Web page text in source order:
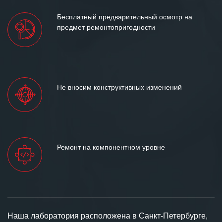
Бесплатный предварительный осмотр на
предмет ремонтопригодности
Не вносим конструктивных изменений
Ремонт на компонентном уровне
Наша лаборатория расположена в Санкт-Петербурге,